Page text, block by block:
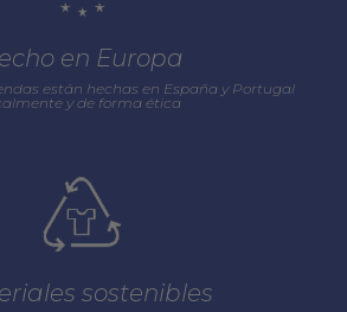
en Europa
están hechas en España y Portugal
y de forma ética
sostenibles